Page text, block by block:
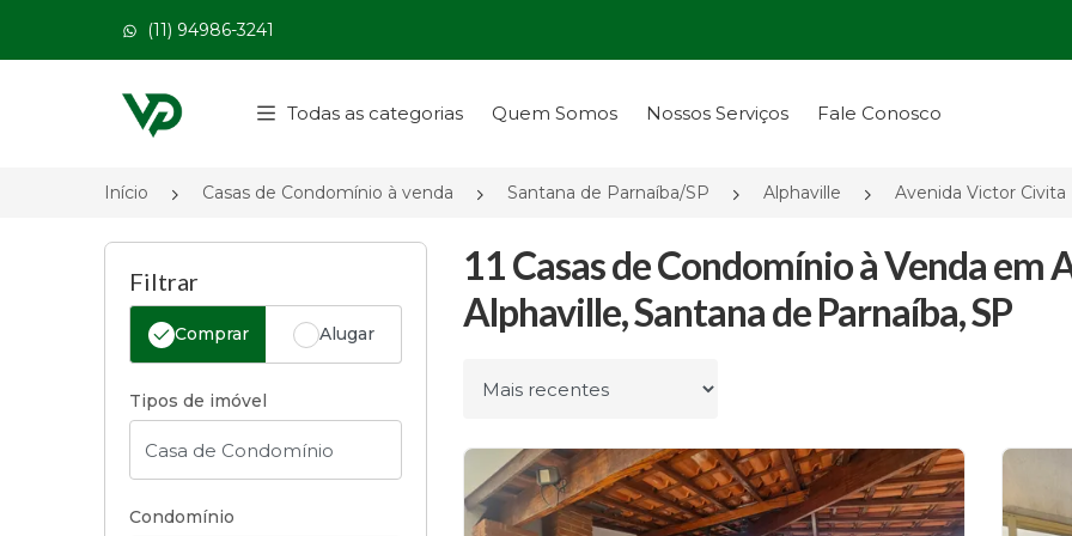
(11) 94986-3241
Página inicial
Todas as categorias Quem Somos Nossos Serviços Fale Conosco
Início Casas de Condomínio à venda Santana de Parnaíba/SP Alphaville Avenida Victor Civita
Filtrar
Comprar Alugar
Tipos de imóvel
Condomínio
11 Casas de Condomínio à Venda
Alphaville, Santana de Parnaíba, SP
Ordenar por